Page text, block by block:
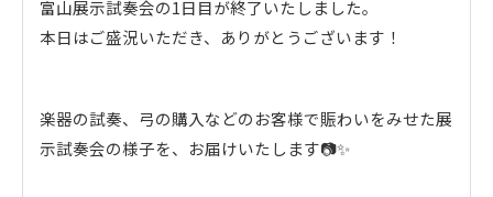
富山展示試奏会の1日目が終了いたしました。
本日はご盛況いただき、ありがとうございます！
楽器の試奏、弓の購入などのお客様で賑わいをみせた展
示試奏会の様子を、お届けいたします📷✨